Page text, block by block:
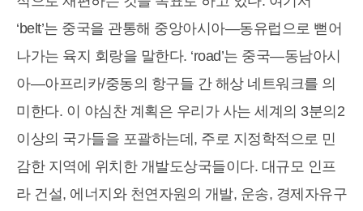
‘belt’는 중국을 관통해 중앙아시아―동유럽으로 뻗어
나가는 육지 회랑을 말한다. ‘road’는 중국―동남아시
아―아프리카/중동의 항구들 간 해상 네트워크를 의
미한다. 이 야심찬 계획은 우리가 사는 세계의 3분의2
이상의 국가들을 포괄하는데, 주로 지정학적으로 민
감한 지역에 위치한 개발도상국들이다. 대규모 인프
라 건설, 에너지와 천연자원의 개발, 운송, 경제자유구